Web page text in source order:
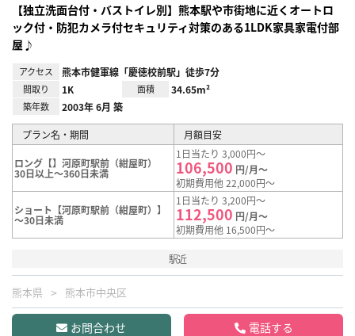
【独立洗面台付・バストイレ別】熊本駅や市街地に近くオートロ
ック付・防犯カメラ付セキュリティ対策のある1LDK家具家電付部
屋♪
アクセス 熊本市健軍線「慶徳校前駅」徒歩7分
間取り 1K 面積 34.65m²
築年数 2003年 6月 築
プラン名・期間 月額目安
ロング【】河原町駅前（紺屋町）
30日以上～360日未満
1日当たり 3,000円～
106,500 円/月～
初期費用他 22,000円～
ショート【河原町駅前（紺屋町）】
～30日未満
1日当たり 3,200円～
112,500 円/月～
初期費用他 16,500円～
駅近
熊本県 熊本市中央区
お問合わせ 電話する